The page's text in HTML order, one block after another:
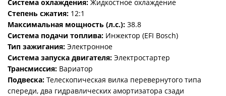
Система охлаждения: Жидкостное охлаждение
Степень сжатия: 12:1
Максимальная мощность (л.с.): 38.8
Система подачи топлива: Инжектор (EFI Bosch)
Тип зажигания: Электронное
Система запуска двигателя: Электростартер
Трансмиссия: Вариатор
Подвеска: Телескопическая вилка перевернутого типа
спереди, два гидравлических амортизатора сзади